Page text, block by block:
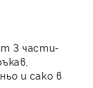
3 части-
и сако в